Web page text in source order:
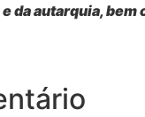
da autarquia,